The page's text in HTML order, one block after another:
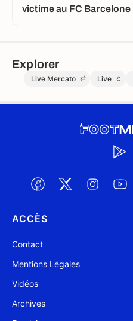
victime au FC Barcelone
Explorer
Live Mercato Live
ACCÈS
Contact
Mentions Légales
Vidéos
Archives